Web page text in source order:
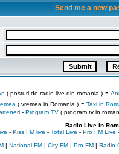
Send me a new
( posturi de radio live din romania )-
( vremea in Romania )- Taxi in
- Program TV( program tv in
Radio Live in
- Kiss FM live - Total Live - Pro FM Live -
| National FM| City FM| Pro FM| Radio